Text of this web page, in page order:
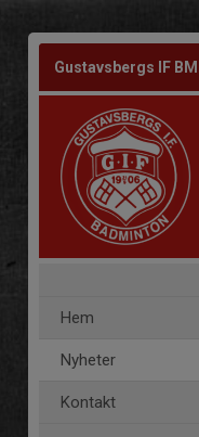
Gustavsbergs IF
Hem
Nyheter
Kontakt